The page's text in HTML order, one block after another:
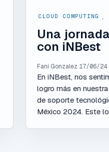
CLOUD COMPUTING
Una
con iNBest
Fani Gonzalez 17/06/
En iNBest, nos
logro más en
de soporte
México 2024. Este